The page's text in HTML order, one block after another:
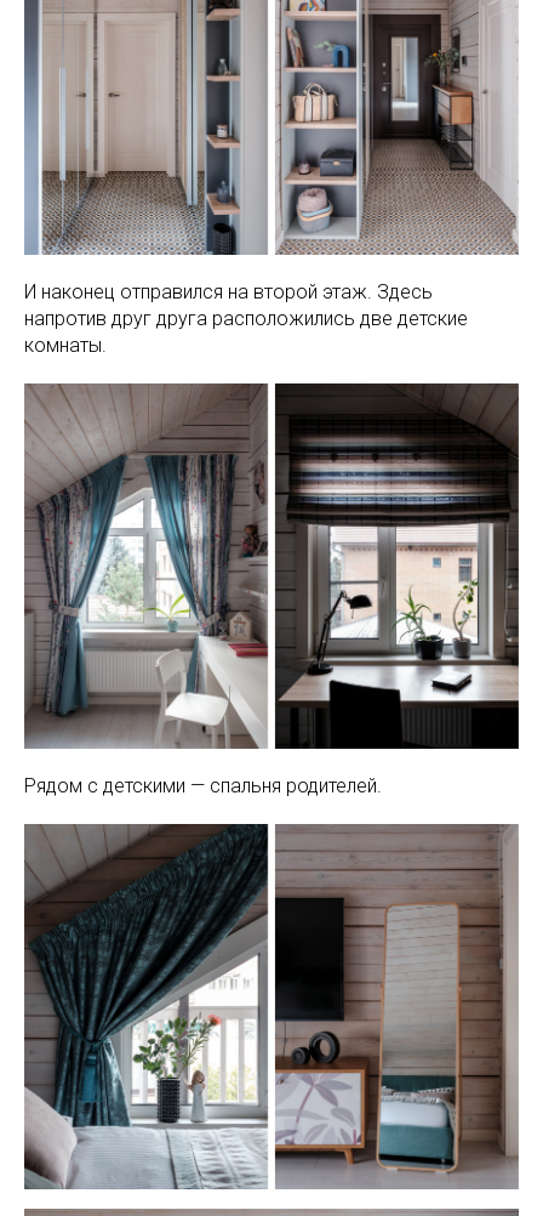
И наконец отправился на второй этаж. Здесь
напротив друг друга расположились две детские
комнаты.
Рядом с детскими — спальня родителей.